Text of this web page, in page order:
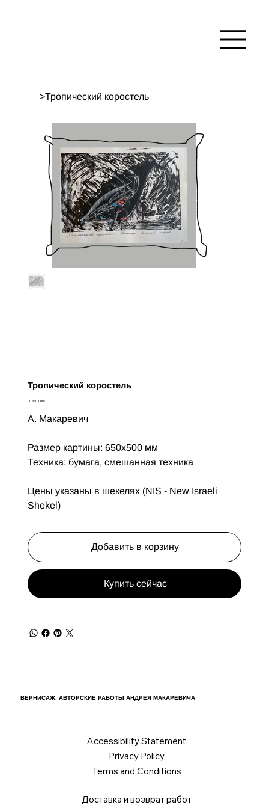
>Тропический коростель
Тропический коростель
Цена‏1,850.00 ‏₪
А. Макаревич
Размер картины: 650х500 мм
Техника: бумага, смешанная техника
Цены указаны в шекелях (NIS - New Israeli
Shekel)
Добавить в корзину
Купить сейчас
ВЕРНИСАЖ. АВТОРСКИЕ РАБОТЫ АНДРЕЯ МАКАРЕВИЧА
Accessibility Statement
Privacy Policy
Terms and Conditions
Доставка и возврат работ